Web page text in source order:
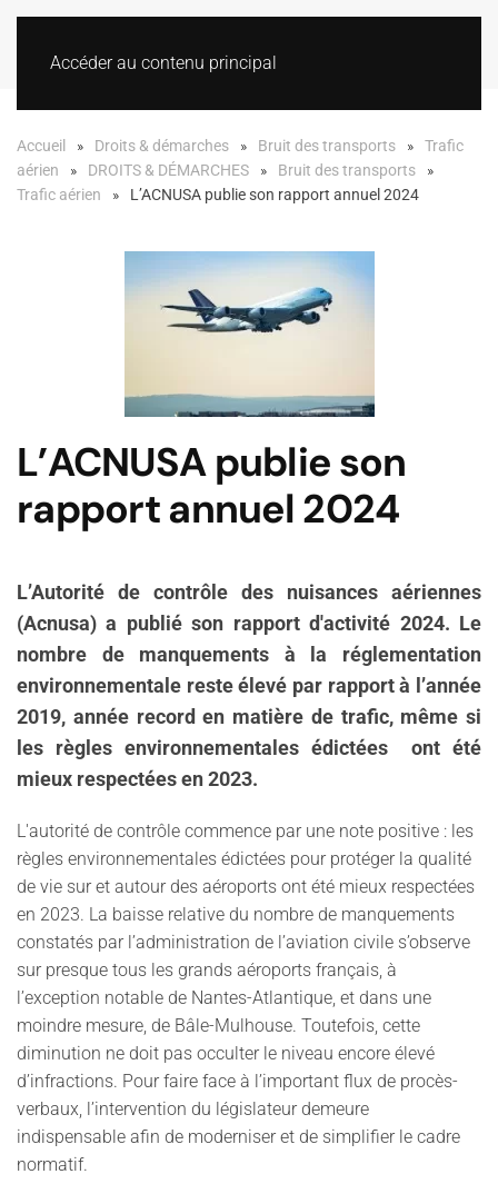
Accéder au contenu principal
Accueil Droits & démarches Bruit des transports
Trafic
aérien
DROITS & DÉMARCHES
Bruit des transports
Trafic aérien
L’ACNUSA publie son rapport annuel 2024
L’ACNUSA publie son
rapport annuel 2024
L’Autorité de contrôle des nuisances aériennes
(Acnusa) a publié son rapport d'activité 2024. Le
nombre de manquements à la réglementation
environnementale reste élevé par rapport à l’année
2019, année record en matière de trafic, même si
les règles environnementales édictées ont été
mieux respectées en 2023.
L'autorité de contrôle commence par une note positive : les
règles environnementales édictées pour protéger la qualité
de vie sur et autour des aéroports ont été mieux respectées
en 2023. La baisse relative du nombre de manquements
constatés par l’administration de l’aviation civile s’observe
sur presque tous les grands aéroports français, à
l’exception notable de Nantes-Atlantique, et dans une
moindre mesure, de Bâle-Mulhouse. Toutefois, cette
diminution ne doit pas occulter le niveau encore élevé
d’infractions. Pour faire face à l’important flux de procès-
verbaux, l’intervention du législateur demeure
indispensable afin de moderniser et de simplifier le cadre
normatif.